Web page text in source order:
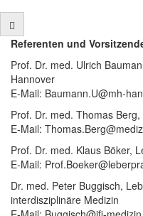
Referenten und
Prof. Dr. med. Ulrich
Hannover
E-Mail: Baumann.U@mh-
Prof. Dr. med. Thomas
E-Mail:
Prof. Dr. med. Klaus Böker,
E-Mail:
Dr. med. Peter Buggisch,
interdisziplinäre Medizin